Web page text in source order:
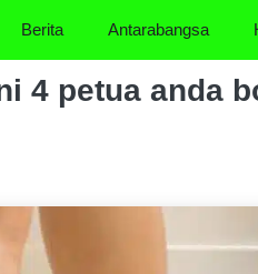
Berita Antarabangsa
4 petua anda